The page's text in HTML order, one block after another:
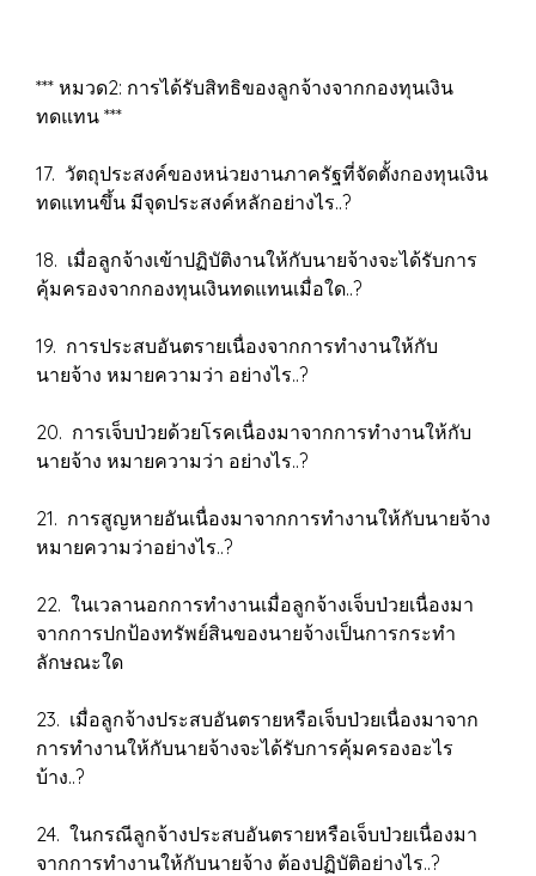
*** หมวด2: การได้รับสิทธิของลูกจ้างจากกองทุนเงิน
ทดแทน ***
17. วัตถุประสงค์ของหน่วยงานภาครัฐที่จัดตั้งกองทุนเงิน
ทดแทนขึ้น มีจุดประสงค์หลักอย่างไร..?
18. เมื่อลูกจ้างเข้าปฏิบัติงานให้กับนายจ้างจะได้รับการ
คุ้มครองจากกองทุนเงินทดแทนเมื่อใด..?
19. การประสบอันตรายเนื่องจากการทำงานให้กับ
นายจ้าง หมายความว่า อย่างไร..?
20. การเจ็บป่วยด้วยโรคเนื่องมาจากการทำงานให้กับ
นายจ้าง หมายความว่า อย่างไร..?
21. การสูญหายอันเนื่องมาจากการทำงานให้กับนายจ้าง
หมายความว่าอย่างไร..?
22. ในเวลานอกการทำงานเมื่อลูกจ้างเจ็บป่วยเนื่องมา
จากการปกป้องทรัพย์สินของนายจ้างเป็นการกระทำ
ลักษณะใด
23. เมื่อลูกจ้างประสบอันตรายหรือเจ็บป่วยเนื่องมาจาก
การทำงานให้กับนายจ้างจะได้รับการคุ้มครองอะไร
บ้าง..?
24. ในกรณีลูกจ้างประสบอันตรายหรือเจ็บป่วยเนื่องมา
จากการทำงานให้กับนายจ้าง ต้องปฏิบัติอย่างไร..?